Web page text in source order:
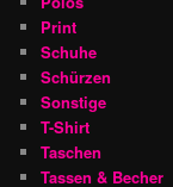
Print
Schuhe
Schürzen
Sonstige
T-Shirt
Taschen
Tassen & Becher